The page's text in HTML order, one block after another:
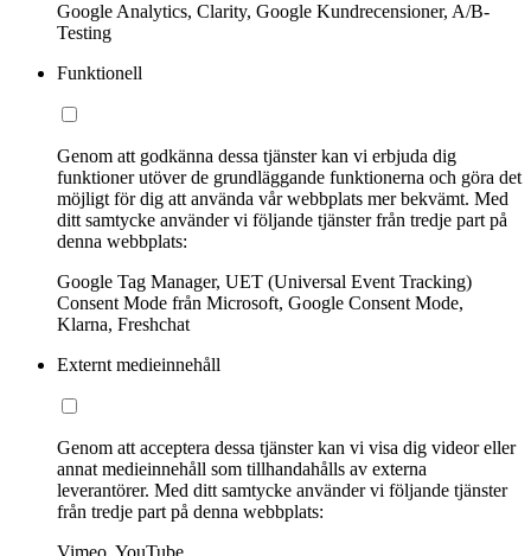
Google Analytics, Clarity, Google Kundrecensioner, A/B-
Testing
Funktionell
Genom att godkänna dessa tjänster kan vi erbjuda dig
funktioner utöver de grundläggande funktionerna och göra det
möjligt för dig att använda vår webbplats mer bekvämt. Med
ditt samtycke använder vi följande tjänster från tredje part på
denna webbplats:
Google Tag Manager, UET (Universal Event Tracking)
Consent Mode från Microsoft, Google Consent Mode,
Klarna, Freshchat
Externt medieinnehåll
Genom att acceptera dessa tjänster kan vi visa dig videor eller
annat medieinnehåll som tillhandahålls av externa
leverantörer. Med ditt samtycke använder vi följande tjänster
från tredje part på denna webbplats: